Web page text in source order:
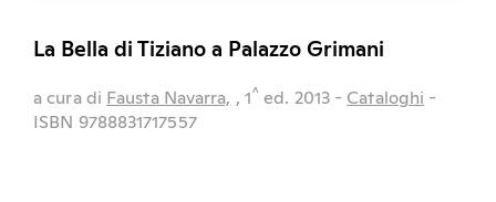
La Bella di Tiziano a Palazzo Grimani
a cura di Fausta Navarra, , 1^ ed. 2013 - Cataloghi -
ISBN 9788831717557